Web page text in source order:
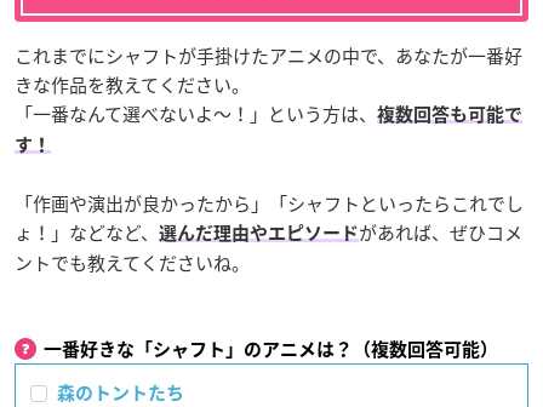
これまでにシャフトが手掛けたアニメの中で、あなたが一番好
きな作品を教えてください。
「一番なんて選べないよ〜！」という方は、
複数回答も可能で
す！
「作画や演出が良かったから」「シャフトといったらこれでし
ょ！」などなど、
選んだ理由やエピソードがあれば、ぜひコメ
ントでも教えてくださいね。
一番好きな「シャフト」のアニメは？（複数回答可能）
森のトントたち